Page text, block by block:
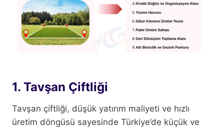
1. Tavşan Çiftliği
Tavşan çiftliği, düşük yatırım maliyeti ve hızlı
üretim döngüsü sayesinde Türkiye’de küçük ve